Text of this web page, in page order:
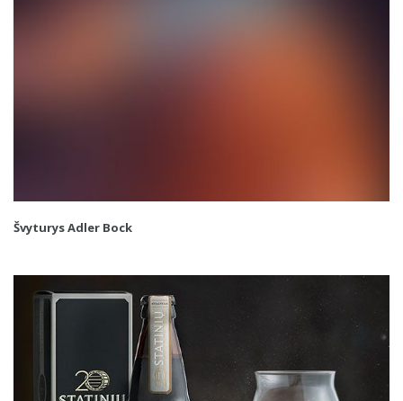
Švyturys Adler Bock